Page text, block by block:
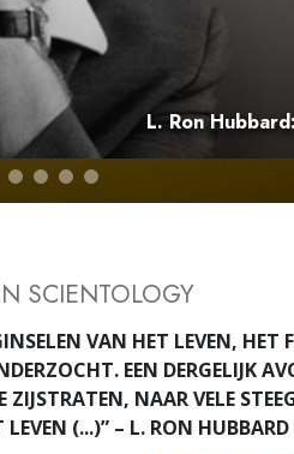
L. Ron
SCIENTOLOGY
VAN HET LEVEN, HET
EEN DERGELIJK
NAAR VELE
LEVEN (...)” – L. RON HUBBARD